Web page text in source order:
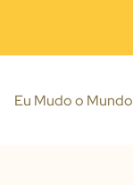
Eu Mudo o Mundo